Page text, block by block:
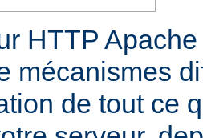
HTTP
mécanismes
de tout ce